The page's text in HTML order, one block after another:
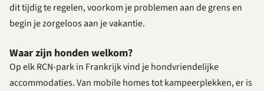
dit tijdig te regelen, voorkom je problemen aan de grens en
begin je zorgeloos aan je vakantie.
Waar zijn honden welkom?
Op elk RCN-park in Frankrijk vind je hondvriendelijke
accommodaties. Van mobile homes tot kampeerplekken, er is